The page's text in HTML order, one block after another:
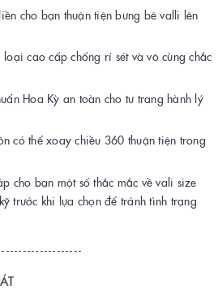
cho bạn thuận tiện bưng bê valli lên
cao cấp chống rỉ sét và vô cùng chắc
Hoa Kỳ an toàn cho tư trang hành lý
có thể xoay chiều 360 thuận tiện trong
cho bạn một số thắc mắc về vali size
trước khi lựa chọn để tránh tình trạng